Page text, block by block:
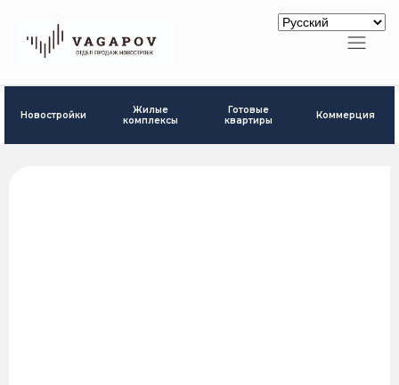
Новостройки
Жилые
комплексы
Готовые
квартиры
Коммерция